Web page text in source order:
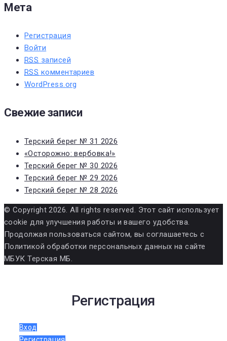
Мета
Регистрация
Войти
RSS записей
RSS комментариев
WordPress.org
Свежие записи
Терский берег № 31 2026
«Осторожно: вербовка!»
Терский берег № 30 2026
Терский берег № 29 2026
Терский берег № 28 2026
© Copyright 2026. All rights reserved. Этот сайт использует
cookie для улучшения работы и вашего удобства.
Продолжая пользоваться сайтом, вы соглашаетесь с
Политикой обработки персональных данных на сайте
МБУК Терская МБ.
Регистрация
Вход